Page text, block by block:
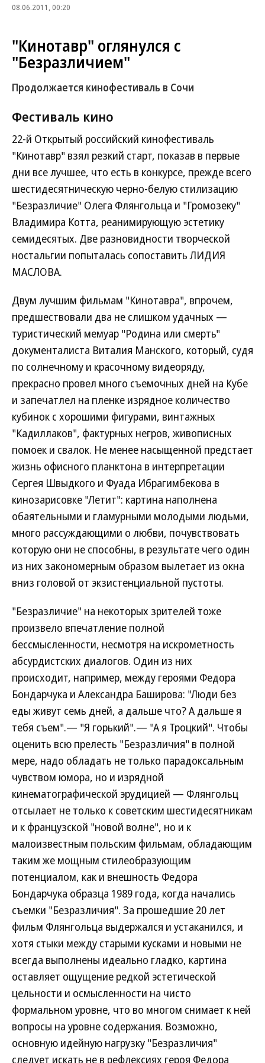
08.06.2011, 00:20
"Кинотавр" оглянулся с
"Безразличием"
Продолжается кинофестиваль в Сочи
Фестиваль кино
22-й Открытый российский кинофестиваль
"Кинотавр" взял резкий старт, показав в первые
дни все лучшее, что есть в конкурсе, прежде всего
шестидесятническую черно-белую стилизацию
"Безразличие" Олега Флянгольца и "Громозеку"
Владимира Котта, реанимирующую эстетику
семидесятых. Две разновидности творческой
ностальгии попыталась сопоставить ЛИДИЯ
МАСЛОВА.
Двум лучшим фильмам "Кинотавра", впрочем,
предшествовали два не слишком удачных —
туристический мемуар "Родина или смерть"
документалиста Виталия Манского, который, судя
по солнечному и красочному видеоряду,
прекрасно провел много съемочных дней на Кубе
и запечатлел на пленке изрядное количество
кубинок с хорошими фигурами, винтажных
"Кадиллаков", фактурных негров, живописных
помоек и свалок. Не менее насыщенной предстает
жизнь офисного планктона в интерпретации
Сергея Швыдкого и Фуада Ибрагимбекова в
кинозарисовке "Летит": картина наполнена
обаятельными и гламурными молодыми людьми,
много рассуждающими о любви, почувствовать
которую они не способны, в результате чего один
из них закономерным образом вылетает из окна
вниз головой от экзистенциальной пустоты.
"Безразличие" на некоторых зрителей тоже
произвело впечатление полной
бессмысленности, несмотря на искрометность
абсурдистских диалогов. Один из них
происходит, например, между героями Федора
Бондарчука и Александра Баширова: "Люди без
еды живут семь дней, а дальше что? А дальше я
тебя съем".— "Я горький".— "А я Троцкий". Чтобы
оценить всю прелесть "Безразличия" в полной
мере, надо обладать не только парадоксальным
чувством юмора, но и изрядной
кинематографической эрудицией — Флянгольц
отсылает не только к советским шестидесятникам
и к французской "новой волне", но и к
малоизвестным польским фильмам, обладающим
таким же мощным стилеобразующим
потенциалом, как и внешность Федора
Бондарчука образца 1989 года, когда начались
съемки "Безразличия". За прошедшие 20 лет
фильм Флянгольца выдержался и устаканился, и
хотя стыки между старыми кусками и новыми не
всегда выполнены идеально гладко, картина
оставляет ощущение редкой эстетической
цельности и осмысленности на чисто
формальном уровне, что во многом снимает к ней
вопросы на уровне содержания. Возможно,
основную идейную нагрузку "Безразличия"
следует искать не в рефлексиях героя Федора